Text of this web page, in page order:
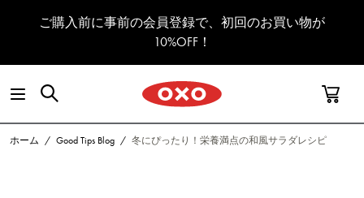
ご購入前に事前の会員登録で、初回のお買い物が
10%OFF！
ホーム / Good Tips Blog / 冬にぴったり！栄養満点の和風サラダレシピ